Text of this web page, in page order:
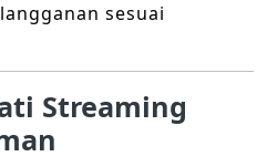
sesuai
Streaming